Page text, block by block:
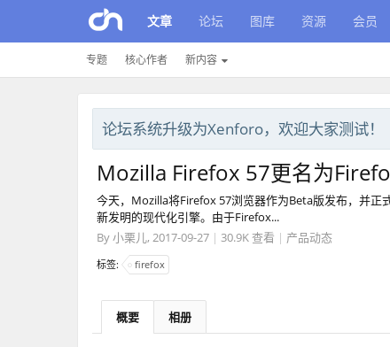
文章
专题 核心作者 新内容
论坛 图库 资源 会员
论坛系统升级为Xenforo，欢迎大家测试！
Mozilla Firefox 57更名为
今天，Mozilla将Firefox 57浏览器作为Beta版发布，并
新发明的现代化引擎。由于Firefox...
By小栗儿, 2017-09-27 | 30.9K 查看 | 产品动态
标签: firefox
概要 相册